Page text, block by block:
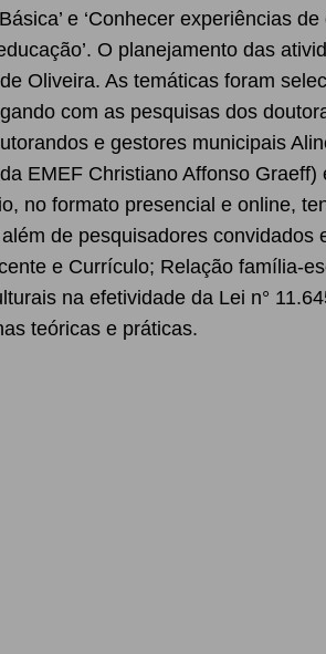
e ‘Conhecer experiências
O planejamento das
Oliveira. As temáticas foram
com as pesquisas dos
e gestores municipais
EMEF Christiano Affonso
no formato presencial e online,
de pesquisadores convidados
e Currículo; Relação família-
na efetividade da Lei n°
teóricas e práticas.